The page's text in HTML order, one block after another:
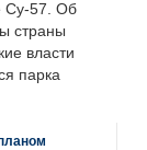
Су-57. Об
страны
власти
парка